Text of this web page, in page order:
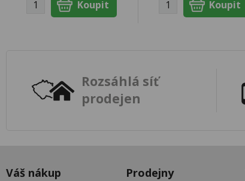
Rozsáhlá síť
prodejen
Váš nákup Prodejny